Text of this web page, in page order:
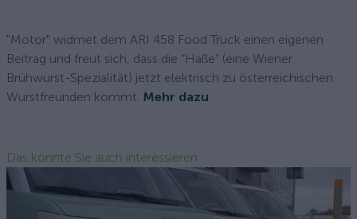
"Motor" widmet dem ARI 458 Food Truck einen eigenen
Beitrag und freut sich, dass die “Haße” (eine Wiener
Brühwurst-Spezialität) jetzt elektrisch zu österreichischen
Wurstfreunden kommt. Mehr dazu
Das könnte Sie auch interessieren